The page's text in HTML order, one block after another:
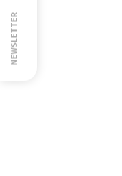
NEWSLETTER